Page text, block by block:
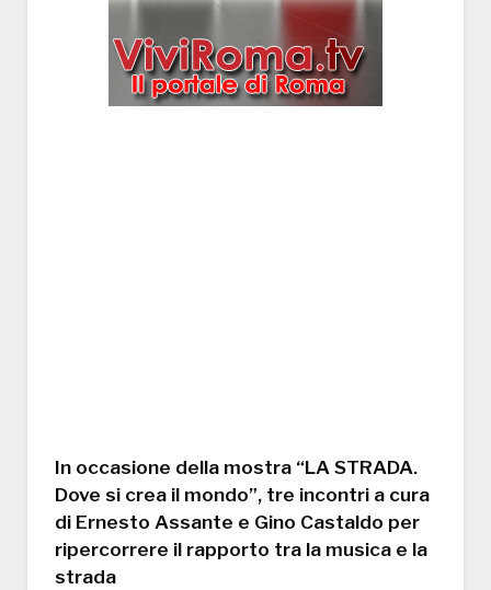
In occasione della mostra “LA STRADA.
Dove si crea il mondo”, tre incontri a cura
di Ernesto Assante e Gino Castaldo per
ripercorrere il rapporto tra la musica e la
strada